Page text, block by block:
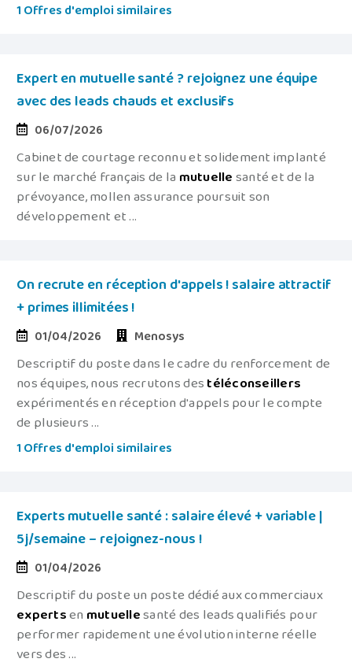
1 Offres d'emploi similaires
Expert en mutuelle santé ? rejoignez une équipe
avec des leads chauds et exclusifs
06/07/2026
Cabinet de courtage reconnu et solidement implanté
sur le marché français de la mutuellesanté et de la
prévoyance, mollen assurance poursuit son
développement et ...
On recrute en réception d'appels ! salaire attractif
+ primes illimitées !
01/04/2026 Menosys
Descriptif du poste dans le cadre du renforcement de
nos équipes, nous recrutons destéléconseillers
expérimentés en réception d'appels pour le compte
de plusieurs ...
1 Offres d'emploi similaires
Experts mutuelle santé : salaire élevé + variable |
5j/semaine – rejoignez-nous !
01/04/2026
Descriptif du poste un poste dédié aux commerciaux
expertsenmutuellesanté des leads qualifiés pour
performer rapidement une évolution interne réelle
vers des ...